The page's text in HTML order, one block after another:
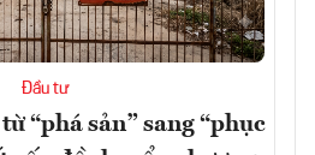
Đầu tư
“phá sản” sang “phục